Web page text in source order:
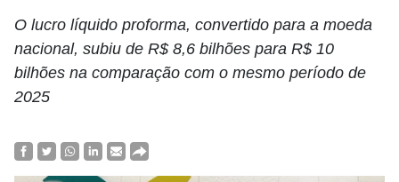
O lucro líquido proforma, convertido para a moeda
nacional, subiu de R$ 8,6 bilhões para R$ 10
bilhões na comparação com o mesmo período de
2025